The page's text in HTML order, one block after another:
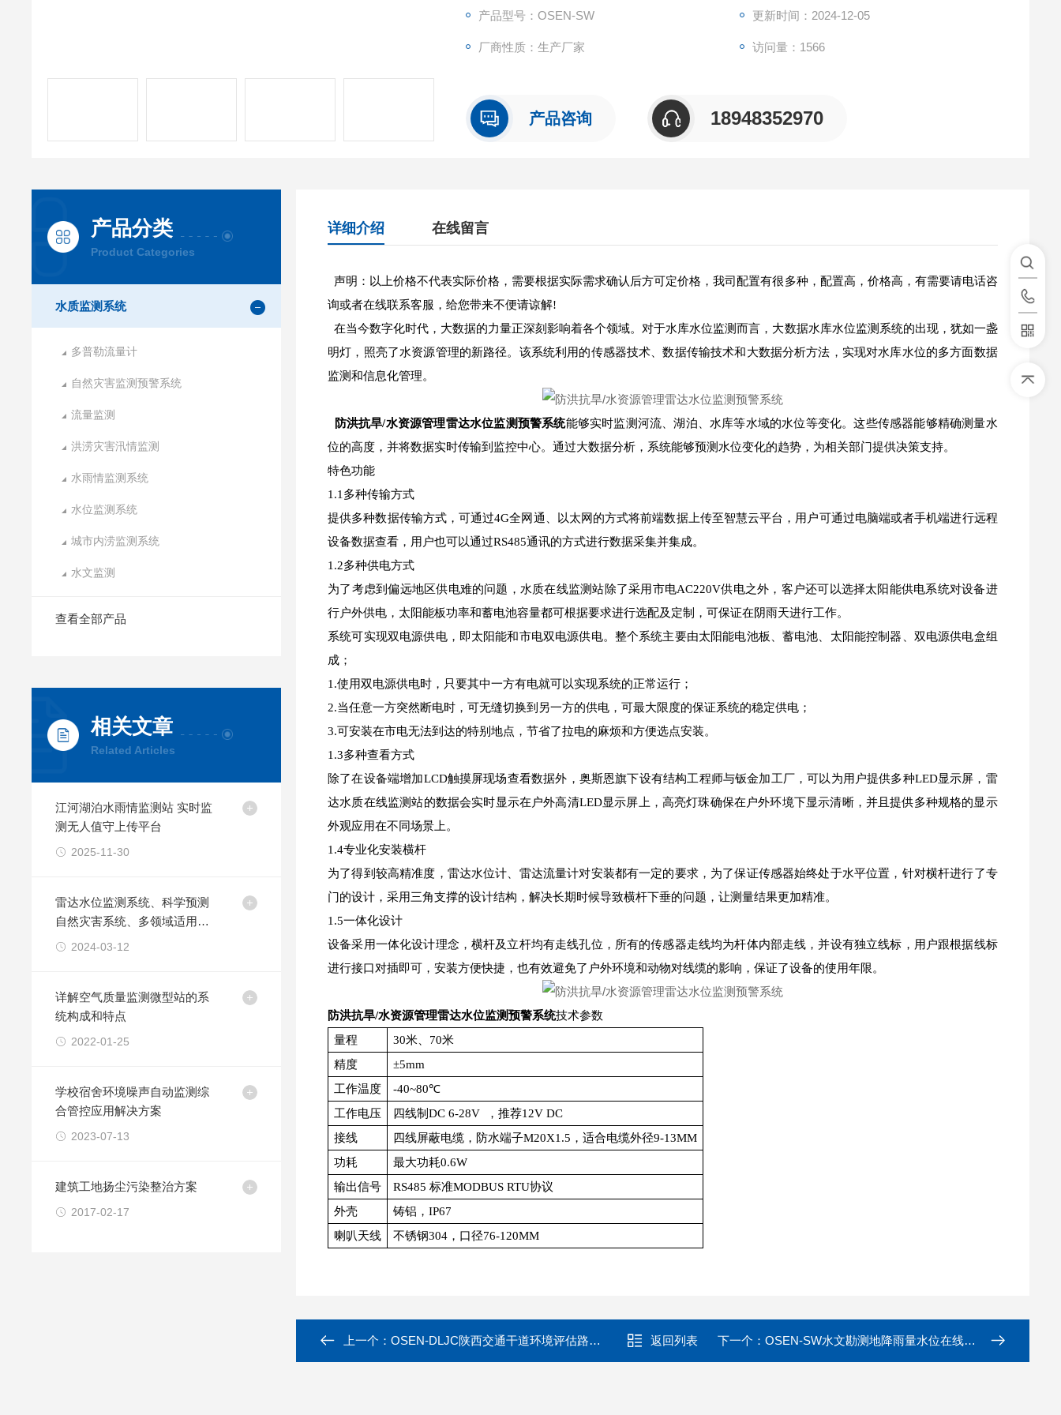
产品型号：OSEN-SW 更新时间：2024-12-05
厂商性质：生产厂家 访问量：1566
产品咨询 18948352970
产品分类
Product Categories
水质监测系统
多普勒流量计
自然灾害监测预警系统
流量监测
洪涝灾害汛情监测
水雨情监测系统
水位监测系统
城市内涝监测系统
水文监测
查看全部产品
相关文章
Related Articles
江河湖泊水雨情监测站 实时监
测无人值守上传平台
2025-11-30
雷达水位监测系统、科学预测
自然灾害系统、多领域适用应
用方案2024-03-12
详解空气质量监测微型站的系
统构成和特点
2022-01-25
学校宿舍环境噪声自动监测综
合管控应用解决方案
2023-07-13
建筑工地扬尘污染整治方案
2017-02-17
详细介绍 在线留言
声明：以上价格不代表实际价格，需要根据实际需求确认后方可定价格，我司配置有很多种，配置高，价格高，有需要请电话咨
询或者在线联系客服，给您带来不便请谅解!
在当今数字化时代，大数据的力量正深刻影响着各个领域。对于水库水位监测而言，大数据水库水位监测系统的出现，犹如一盏
明灯，照亮了水资源管理的新路径。该系统利用的传感器技术、数据传输技术和大数据分析方法，实现对水库水位的多方面数据
监测和信息化管理。
防洪抗旱/水资源管理雷达水位监测预警系统能够实时监测河流、湖泊、水库等水域的水位等变化。这些传感器能够精确测量水
位的高度，并将数据实时传输到监控中心。通过大数据分析，系统能够预测水位变化的趋势，为相关部门提供决策支持。
特色功能
1.1多种传输方式
提供多种数据传输方式，可通过4G全网通、以太网的方式将前端数据上传至智慧云平台，用户可通过电脑端或者手机端进行远程
设备数据查看，用户也可以通过RS485通讯的方式进行数据采集并集成。
1.2多种供电方式
为了考虑到偏远地区供电难的问题，水质在线监测站除了采用市电AC220V供电之外，客户还可以选择太阳能供电系统对设备进
行户外供电，太阳能板功率和蓄电池容量都可根据要求进行选配及定制，可保证在阴雨天进行工作。
系统可实现双电源供电，即太阳能和市电双电源供电。整个系统主要由太阳能电池板、蓄电池、太阳能控制器、双电源供电盒组
成；
1.使用双电源供电时，只要其中一方有电就可以实现系统的正常运行；
2.当任意一方突然断电时，可无缝切换到另一方的供电，可最大限度的保证系统的稳定供电；
3.可安装在市电无法到达的特别地点，节省了拉电的麻烦和方便选点安装。
1.3多种查看方式
除了在设备端增加LCD触摸屏现场查看数据外，奥斯恩旗下设有结构工程师与钣金加工厂，可以为用户提供多种LED显示屏，雷
达水质在线监测站的数据会实时显示在户外高清LED显示屏上，高亮灯珠确保在户外环境下显示清晰，并且提供多种规格的显示
外观应用在不同场景上。
1.4专业化安装横杆
为了得到较高精准度，雷达水位计、雷达流量计对安装都有一定的要求，为了保证传感器始终处于水平位置，针对横杆进行了专
门的设计，采用三角支撑的设计结构，解决长期时候导致横杆下垂的问题，让测量结果更加精准。
1.5一体化设计
设备采用一体化设计理念，横杆及立杆均有走线孔位，所有的传感器走线均为杆体内部走线，并设有独立线标，用户跟根据线标
进行接口对插即可，安装方便快捷，也有效避免了户外环境和动物对线缆的影响，保证了设备的使用年限。
防洪抗旱/水资源管理雷达水位监测预警系统技术参数
量程
30米、70米
精度
±5mm
工作温度
-40~80℃
工作电压
四线制DC 6-28V ，推荐12V DC
接线
四线屏蔽电缆，防水端子M20X1.5，适合电缆外径9-13MM
功耗
最大功耗0.6W
输出信号
RS485 标准MODBUS RTU协议
外壳
铸铝，IP67
喇叭天线
不锈钢304，口径76-120MM
上一个：OSEN-DLJC陕西交通干道环境评估路面积尘量巡检系统 返回列表 下一个： OSEN-SW水文勘测地降雨量水位在线监测系统